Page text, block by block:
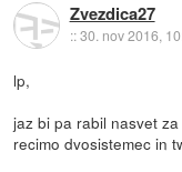
Zvezdica27
::30. nov 2016,
lp,
jaz bi pa rabil nasvet
recimo dvosistemec in